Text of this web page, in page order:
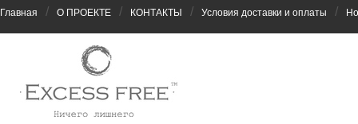
Главная / О ПРОЕКТЕ / КОНТАКТЫ / Условия доставки и оплаты /